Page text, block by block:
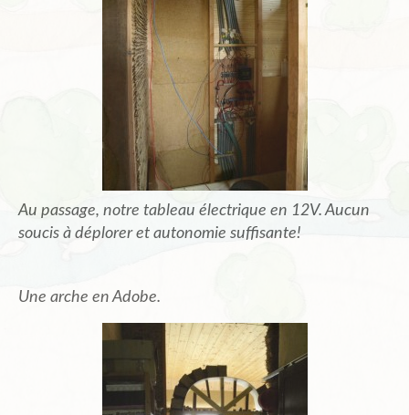
Au passage, notre tableau électrique en 12V. Aucun
soucis à déplorer et autonomie suffisante!
Une arche en Adobe.